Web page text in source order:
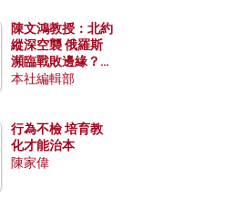
陳文鴻教授：北約
縱深空襲 俄羅斯
瀕臨戰敗邊緣？中
國零部件能左右戰
本社編輯部
行為不檢 培育教
化才能治本
陳家偉